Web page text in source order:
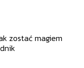
zostać magiem